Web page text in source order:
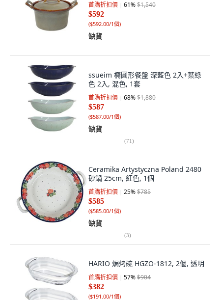
首購折扣價 61%$1,540
$592
($592.00/1個)
缺貨
ssueim 橢圓形餐盤 深藍色 2入+葉綠
色 2入, 混色, 1套
首購折扣價 68%$1,880
$587
($587.00/1個)
缺貨
(71)
Ceramika Artystyczna Poland 2480
砂鍋 25cm, 紅色, 1個
首購折扣價 25%$785
$585
($585.00/1個)
缺貨
(3)
HARIO 焗烤碗 HGZO-1812, 2個, 透明
首購折扣價 57%$904
$382
($191.00/1個)